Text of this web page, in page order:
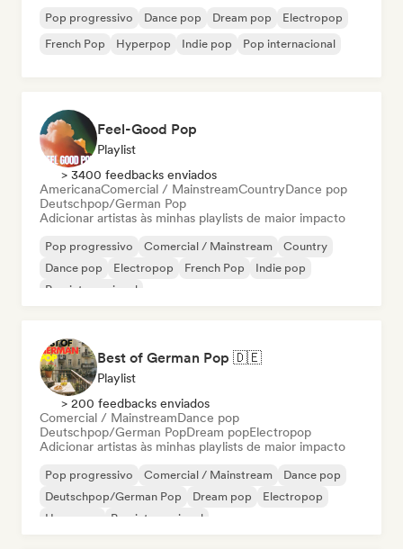
Pop progressivo Dance pop Dream pop
Electropop
French Pop
Hyperpop Indie pop Pop internacional
Feel-Good Pop
Playlist
> 3400 feedbacks enviados
AmericanaComercial / MainstreamCountryDance pop
Deutschpop/German Pop
Adicionar artistas às minhas playlists de maior impacto
Pop progressivo Comercial / Mainstream
Country
Dance pop
Electropop French Pop
Indie pop
Pop internacional
Best of German Pop 🇩🇪
Playlist
> 200 feedbacks enviados
Comercial / MainstreamDance pop
Deutschpop/German PopDream popElectropop
Adicionar artistas às minhas playlists de maior impacto
Pop progressivo Comercial / Mainstream
Dance pop
Deutschpop/German Pop
Dream pop
Electropop
Hyperpop
Pop internacional